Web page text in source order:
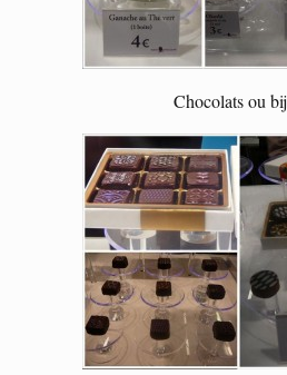
Chocolats ou